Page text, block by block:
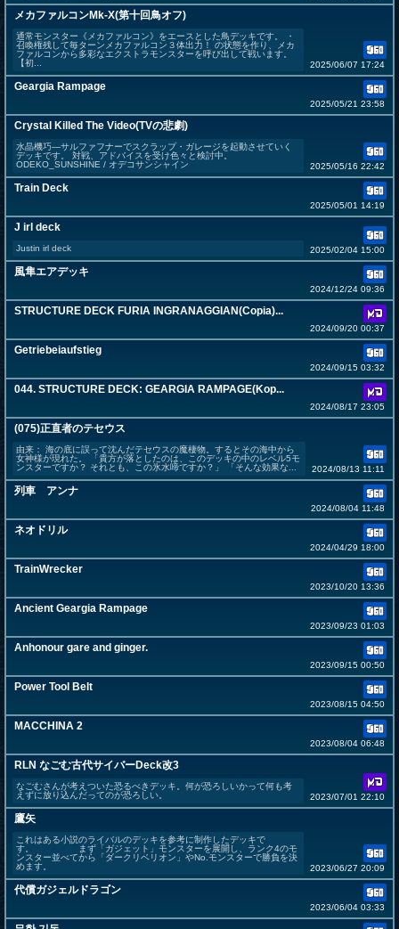
メカファルコンMk-X(第十回鳥オフ)
通常モンスター《メカファルコン》をエースとした鳥デッキです。 ・
召喚権残して毎ターンメカファルコン３体出力！ の状態を作り、メカ
ファルコンから多彩なエクストラモンスターを呼び出して戦います。
【初...
2025/06/07 17:24
Geargia Rampage
2025/05/21 23:58
Crystal Killed The Video(TVの悲劇)
水晶機巧―サルファフナーでスクラップ・ガレージを起動させていく
デッキです。 対戦、アドバイスを受け色々と検討中。
ODEKO_SUNSHINE / オデコサンシャイン
2025/05/16 22:42
Train Deck
2025/05/01 14:19
J irl deck
Justin irl deck 2025/02/04 15:00
風隼エアデッキ
2024/12/24 09:36
STRUCTURE DECK FURIA INGRANAGGIAN(Copia)...
2024/09/20 00:37
Getriebeiaufstieg
2024/09/15 03:32
044. STRUCTURE DECK: GEARGIA RAMPAGE(Kop...
2024/08/17 23:05
(075)正直者のテセウス
由来： 海の底に誤って沈んだテセウスの魔棲物。するとその海中から
女神様が現れた。 「貴方が落としたのは、このデッキの中のレベル5モ
ンスターですか？ それとも、この氷水啼ですか？」 「そんな効果な...
2024/08/13 11:11
列車 アンナ
2024/08/04 11:48
ネオドリル
2024/04/29 18:00
TrainWrecker
2023/10/20 13:36
Ancient Geargia Rampage
2023/09/23 01:03
Anhonour gare and ginger.
2023/09/15 00:50
Power Tool Belt
2023/08/15 04:50
MACCHINA 2
2023/08/04 06:48
RLN なごむ古代サイバーDeck改3
なごむさんが考えついた恐るべきデッキ。何が恐ろしいかって何も考
えずに放り込んだってのが恐ろしい。
2023/07/01 22:10
鷹矢
これはある小説のライバルのデッキを参考に制作したデッキで
す。 まず「ガジェット」モンスターを展開し、ランク4のモ
ンスター並べてから「ダークリベリオン」やNo.モンスターで勝負を決
めます。
2023/06/27 20:09
代償ガジェルドラゴン
2023/06/04 03:33